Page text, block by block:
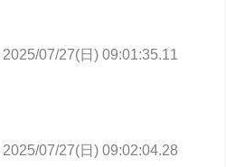
2025/07/27(日) 09:01:35.11
2025/07/27(日) 09:02:04.28